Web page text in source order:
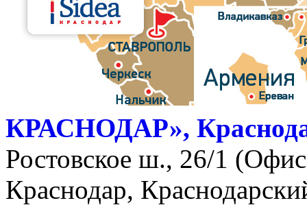
КРАСНОДАР»,
Ростовское ш., 26/1
Краснодар,